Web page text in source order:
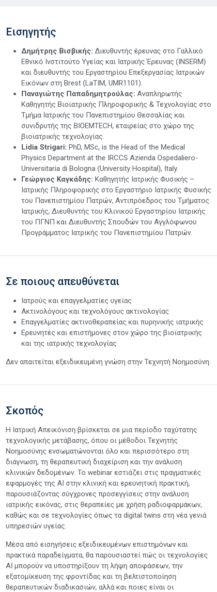
Εισηγητής
Δημήτρης Βισβικής: Διευθυντής έρευνας στο Γαλλικό
Εθνικό Ινστιτούτο Υγείας και Ιατρικής Έρευνας (INSERM)
και διευθυντής του Εργαστηρίου Επεξεργασίας Ιατρικών
Εικόνων στη Brest (LaTIM, UMR1101).
Παναγιώτης Παπαδημητρούλας: Αναπληρωτής
Καθηγητής Βιοϊατρικής Πληροφορικής & Τεχνολογίας στο
Τμήμα Ιατρικής του Πανεπιστημίου Θεσσαλίας και
συνιδρυτής της BIOEMTECH, εταιρείας στο χώρο της
βιοϊατρικής τεχνολογίας.
Lidia Strigari: PhD, MSc, is the Head of the Medical
Physics Department at the IRCCS Azienda Ospedaliero-
Universitaria di Bologna (University Hospital), Italy.
Γεώργιος Καγκάδης: Καθηγητής Ιατρικής Φυσικής –
Ιατρικής Πληροφορικής στο Εργαστήριο Ιατρικής Φυσικής
του Πανεπιστημίου Πατρών, Αντιπρόεδρος του Τμήματος
Ιατρικής, Διευθυντής του Κλινικού Εργαστηρίου Ιατρικής
του ΠΓΝΠ και Διευθυντής Σπουδών του Αγγλόφωνου
Προγράμματος Ιατρικής του Πανεπιστημίου Πατρών.
Σε ποιους απευθύνεται
Ιατρούς και επαγγελματίες υγείας
Ακτινολόγους και τεχνολόγους ακτινολογίας
Επαγγελματίες ακτινοθεραπείας και πυρηνικής ιατρικής
Ερευνητές και επιστήμονες στον χώρο της βιοϊατρικής
και της ιατρικής τεχνολογίας
Δεν απαιτείται εξειδικευμένη γνώση στην Τεχνητή Νοημοσύνη.
Σκοπός
Η Ιατρική Απεικόνιση βρίσκεται σε μια περίοδο ταχύτατης
τεχνολογικής μετάβασης, όπου οι μέθοδοι Τεχνητής
Νοημοσύνης ενσωματώνονται όλο και περισσότερο στη
διάγνωση, τη θεραπευτική διαχείριση και την ανάλυση
κλινικών δεδομένων. Το webinar εστιάζει στις πραγματικές
εφαρμογές της AI στην κλινική και ερευνητική πρακτική,
παρουσιάζοντας σύγχρονες προσεγγίσεις στην ανάλυση
ιατρικής εικόνας, στις θεραπείες με χρήση ραδιοφαρμάκων,
καθώς και σε τεχνολογίες όπως τα digital twins στη νέα γενιά
υπηρεσιών υγείας.
Μέσα από εισηγήσεις εξειδικευμένων επιστημόνων και
πρακτικά παραδείγματα, θα παρουσιαστεί πώς οι τεχνολογίες
AI μπορούν να υποστηρίξουν τη λήψη αποφάσεων, την
εξατομίκευση της φροντίδας και τη βελτιστοποίηση
θεραπευτικών διαδικασιών, αλλά και ποιες είναι οι